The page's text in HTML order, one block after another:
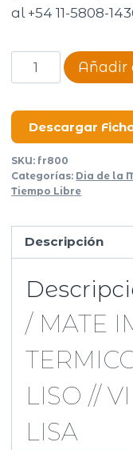
al +54 11-5808-
Mate
Imperial
cuero
liso
cantidad
Añadir
Descargar
SKU: fr800
Categorías: Dia de la
Tiempo Libre
Descripción
/ MATE
LISO //
LISA